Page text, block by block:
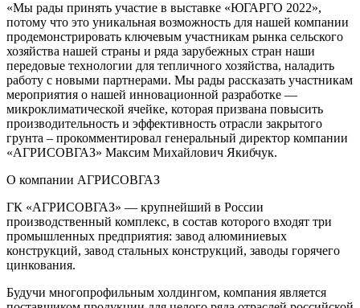
«Мы рады принять участие в выставке «ЮГАРГО 2022»,
потому что это уникальная возможность для нашей компании
продемонстрировать ключевым участникам рынка сельского
хозяйства нашей страны и ряда зарубежных стран наши
передовые технологии для тепличного хозяйства, наладить
работу с новыми партнерами. Мы рады рассказать участникам
мероприятия о нашей инновационной разработке —
микроклиматической ячейке, которая призвана повысить
производительность и эффективность отрасли закрытого
грунта – прокомментировал генеральный директор компании
«АГРИСОВГАЗ» Максим Михайлович Якибчук.
О компании АГРИСОВГАЗ
ГК «АГРИСОВГАЗ» — крупнейший в России
производственный комплекс, в состав которого входят три
промышленных предприятия: завод алюминиевых
конструкций, завод стальных конструкций, заводы горячего
цинкования.
Будучи многопрофильным холдингом, компания является